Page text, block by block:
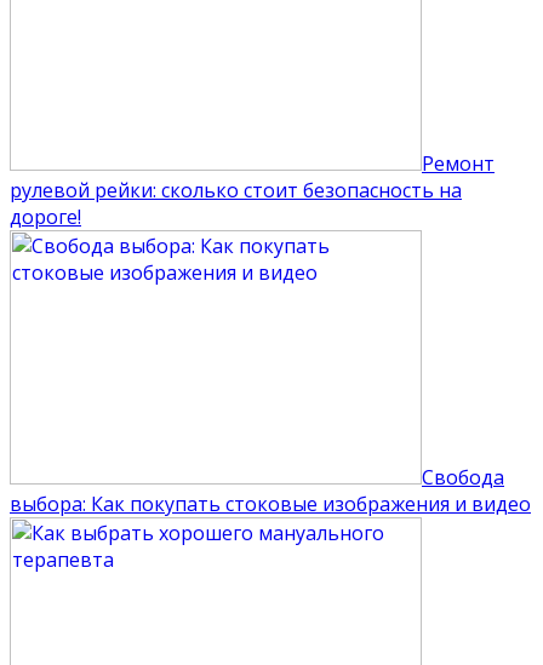
Ремонт
рулевой рейки: сколько стоит безопасность на
дороге!
Свобода
выбора: Как покупать стоковые изображения и видео